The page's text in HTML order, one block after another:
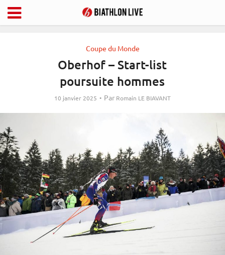
Coupe du Monde
Oberhof – Start-list
poursuite hommes
10 janvier 2025 Par Romain LE BIAVANT